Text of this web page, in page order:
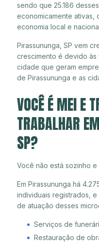
sendo que 25.186
economicamente ativas,
economia local e
Pirassununga, SP vem
crescimento é devido às
cidade que geram
de Pirassununga e as
VOCÊ É MEI E
TRABALHAR
SP?
Você não está sozinho e
Em Pirassununga há
individuais registrados,
de atuação desses
Serviços de
Restauração de